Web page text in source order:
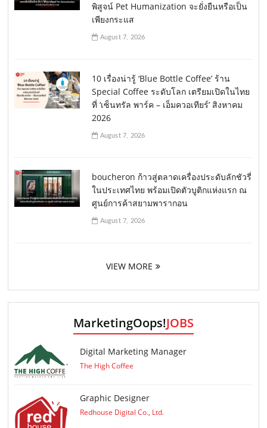
พิสูจน์ Pet Humanization จะยั่งยืนหรือเป็น
เพียงกระแส
August 7, 2026
10 เรื่องน่ารู้ ‘Blue Bottle Coffee’ ร้าน
Special Coffee ระดับโลก เตรียมเปิดในไทย
ที่ ‘เซ็นทรัล พาร์ค – เอ็มควอเทียร์’ สิงหาคม
2026
August 7, 2026
boucheron ก้าวสู่ตลาดเครื่องประดับลักชัวรี่
ในประเทศไทย พร้อมเปิดตัวบูติกแห่งแรก ณ
ศูนย์การค้าสยามพารากอน
August 7, 2026
VIEW MORE
MarketingOops!JOBS
Digital Marketing Manager
The High Coffee
Graphic Designer
Redhouse Digital Co., Ltd.